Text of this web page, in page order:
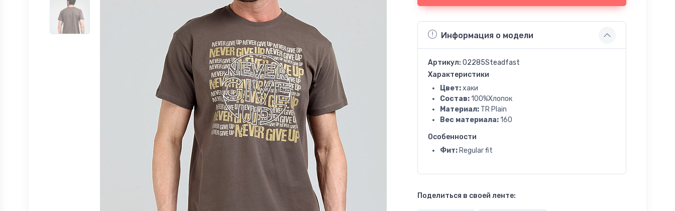
Информация о модели
Артикул: 02285Steadfast
Характеристики
Цвет:хаки
Состав:100%Хлопок
Материал:TR Plain
Вес материала:160
Особенности
Фит:Regular fit
Поделиться в своей ленте: